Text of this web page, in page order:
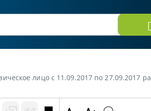
полученный по договору подряда, составил 420 рублей. Так как место основной работы у данного физического лица в период работы по